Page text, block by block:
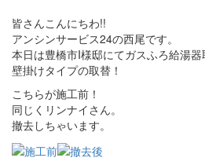
皆さんこんにちわ!!
アンシンサービス24の西尾です。
本日は豊橋市I様邸にてガスふろ給湯
壁掛けタイプの取替！
こちらが施工前！
同じくリンナイさん。
撤去しちゃいます。